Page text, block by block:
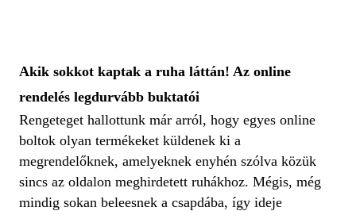
Akik sokkot kaptak a ruha láttán! Az online
rendelés legdurvább buktatói
Rengeteget hallottunk már arról, hogy egyes online
boltok olyan termékeket küldenek ki a
megrendelőknek, amelyeknek enyhén szólva közük
sincs az oldalon meghirdetett ruhákhoz. Mégis, még
mindig sokan beleesnek a csapdába, így ideje